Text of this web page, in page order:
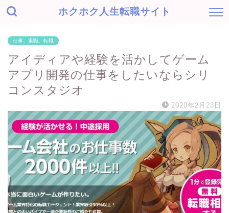
ホクホク人生転職サイト
仕事、退職、転職
アイディアや経験を活かしてゲーム
アプリ開発の仕事をしたいならシリ
コンスタジオ
2020年2月23日